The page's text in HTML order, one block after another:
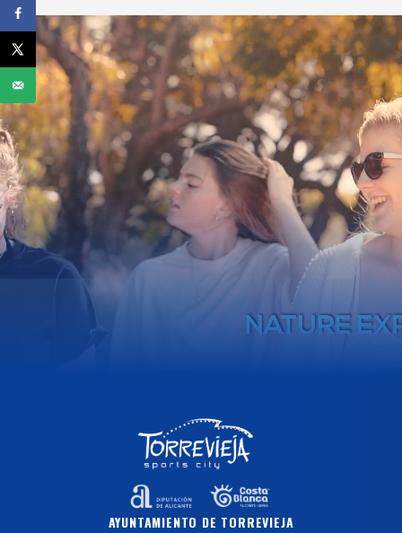
AYUNTAMIENTO DE TORREVIEJA